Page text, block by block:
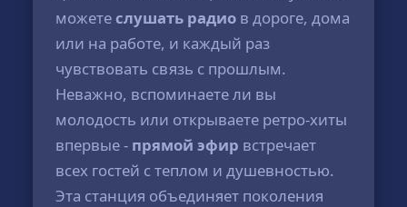
можете слушать радио в дороге, дома
или на работе, и каждый раз
чувствовать связь с прошлым.
Неважно, вспоминаете ли вы
молодость или открываете ретро-хиты
впервые - прямой эфир встречает
всех гостей с теплом и душевностью.
Эта станция объединяет поколения